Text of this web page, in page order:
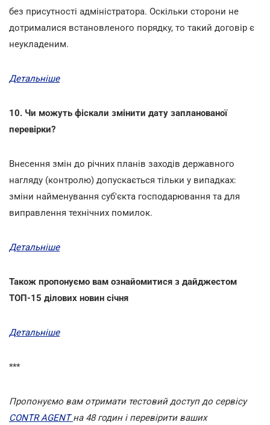
без присутності адміністратора. Оскільки сторони не
дотрималися встановленого порядку, то такий договір є
неукладеним.
Детальніше
10. Чи можуть фіскали змінити дату запланованої
перевірки?
Внесення змін до річних планів заходів державного
нагляду (контролю) допускається тільки у випадках:
зміни найменування суб'єкта господарювання та для
виправлення технічних помилок.
Детальніше
Також пропонуємо вам ознайомитися з дайджестом
ТОП-15 ділових новин січня
Детальніше
***
Пропонуємо вам отримати тестовий доступ до сервісу
CONTR AGENTна 48 годин і перевірити ваших